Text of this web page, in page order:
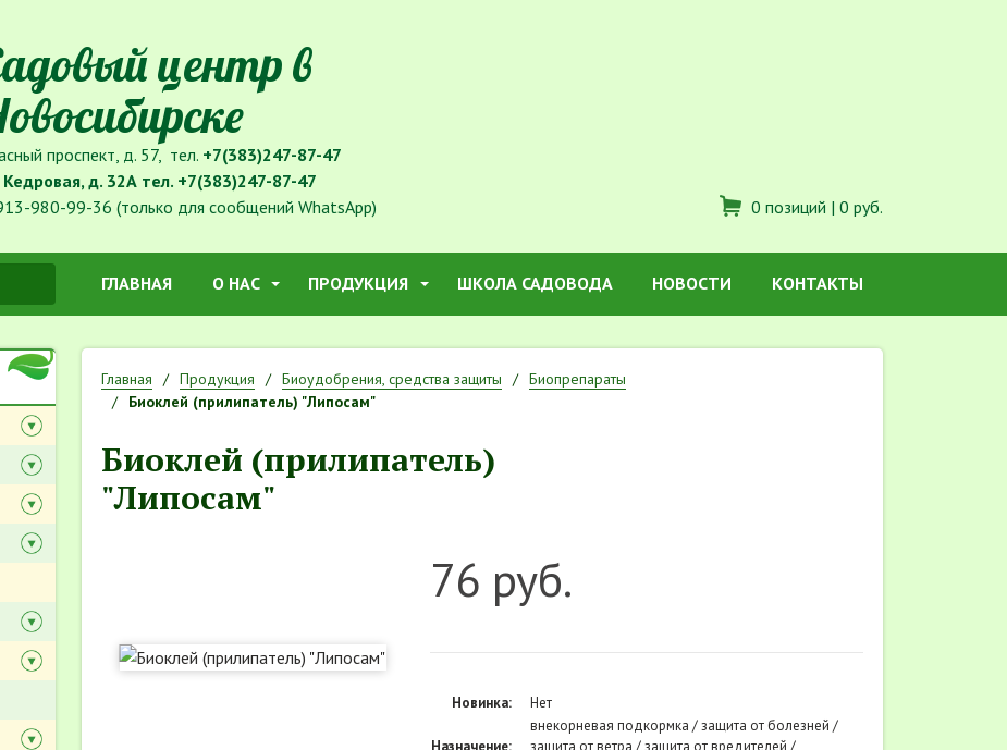
0 позиций | 0 руб.
центр в
проспект, д. 57, тел. +7(383)247-87-47
Кедровая, д. 32А тел. +7(383)247-87-47
980-99-36 (только для сообщений WhatsApp)
ГЛАВНАЯ О НАС ПРОДУКЦИЯ ШКОЛА САДОВОДА НОВОСТИ КОНТАКТЫ
Главная Продукция Биоудобрения, средства защиты
Биопрепараты
Биоклей (прилипатель) "Липосам"
Биоклей (прилипатель)
"Липосам"
76 руб.
Новинка: Нет
Назначение:
внекорневая подкормка / защита от болезней /
защита от ветра / защита от вредителей /